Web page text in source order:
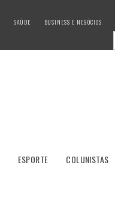
SAÚDE BUSINESS E NEGÓCIOS
ESPORTE COLUNISTAS